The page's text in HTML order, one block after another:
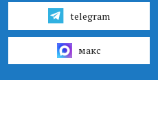
telegram
макс